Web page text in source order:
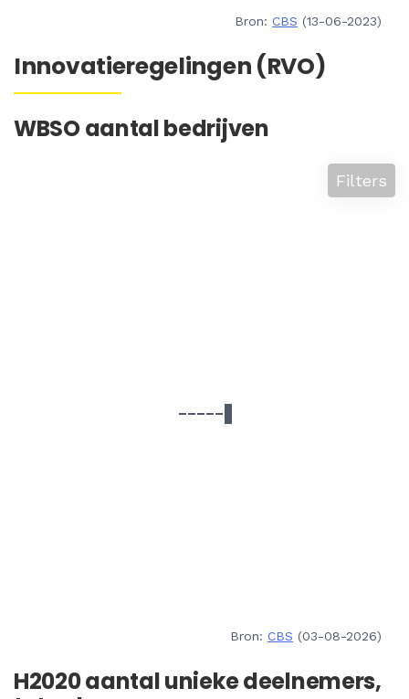
Bron: CBS (13-06-2023)
Innovatieregelingen (RVO)
WBSO aantal bedrijven
Filters
Bron: CBS (03-08-2026)
H2020 aantal unieke deelnemers,